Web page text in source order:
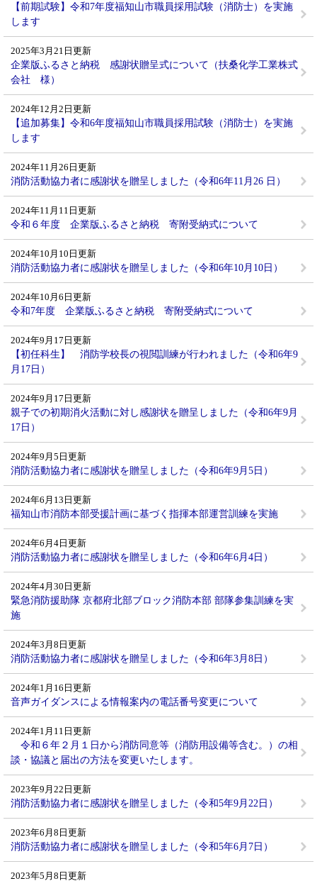
【前期試験】令和7年度福知山市職員採用試験（消防士）を実施
します
2025年3月21日更新
企業版ふるさと納税 感謝状贈呈式について（扶桑化学工業株式
会社 様）
2024年12月2日更新
【追加募集】令和6年度福知山市職員採用試験（消防士）を実施
します
2024年11月26日更新
消防活動協力者に感謝状を贈呈しました（令和6年11月26 日）
2024年11月11日更新
令和６年度 企業版ふるさと納税 寄附受納式について
2024年10月10日更新
消防活動協力者に感謝状を贈呈しました（令和6年10月10日）
2024年10月6日更新
令和7年度 企業版ふるさと納税 寄附受納式について
2024年9月17日更新
【初任科生】 消防学校長の視閲訓練が行われました（令和6年9
月17日）
2024年9月17日更新
親子での初期消火活動に対し感謝状を贈呈しました（令和6年9月
17日）
2024年9月5日更新
消防活動協力者に感謝状を贈呈しました（令和6年9月5日）
2024年6月13日更新
福知山市消防本部受援計画に基づく指揮本部運営訓練を実施
2024年6月4日更新
消防活動協力者に感謝状を贈呈しました（令和6年6月4日）
2024年4月30日更新
緊急消防援助隊 京都府北部ブロック消防本部 部隊参集訓練を実
施
2024年3月8日更新
消防活動協力者に感謝状を贈呈しました（令和6年3月8日）
2024年1月16日更新
音声ガイダンスによる情報案内の電話番号変更について
2024年1月11日更新
令和６年２月１日から消防同意等（消防用設備等含む。）の相
談・協議と届出の方法を変更いたします。
2023年9月22日更新
消防活動協力者に感謝状を贈呈しました（令和5年9月22日）
2023年6月8日更新
消防活動協力者に感謝状を贈呈しました（令和5年6月7日）
2023年5月8日更新